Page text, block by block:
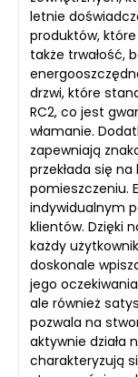
letnie
produktów,
także trwałość,
drzwi, które
RC2, co jest
włamanie.
zapewniają
przekłada się
pomieszczeniu.
indywidualnym
klientów. Dzięki
każdy
doskonale
jego
ale również
pozwala na
aktywnie działa
charakteryzują